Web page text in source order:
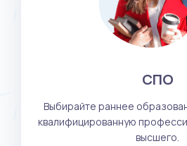
СПО
Выбирайте раннее
квалифицированную
высшего.